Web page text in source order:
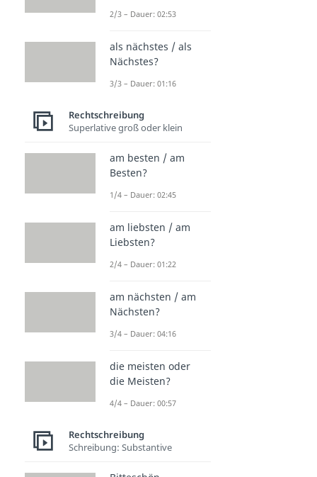
2/3 – Dauer: 02:53
als nächstes / als
Nächstes?
3/3 – Dauer: 01:16
Rechtschreibung
Superlative groß oder klein
am besten / am
Besten?
1/4 – Dauer: 02:45
am liebsten / am
Liebsten?
2/4 – Dauer: 01:22
am nächsten / am
Nächsten?
3/4 – Dauer: 04:16
die meisten oder
die Meisten?
4/4 – Dauer: 00:57
Rechtschreibung
Schreibung: Substantive